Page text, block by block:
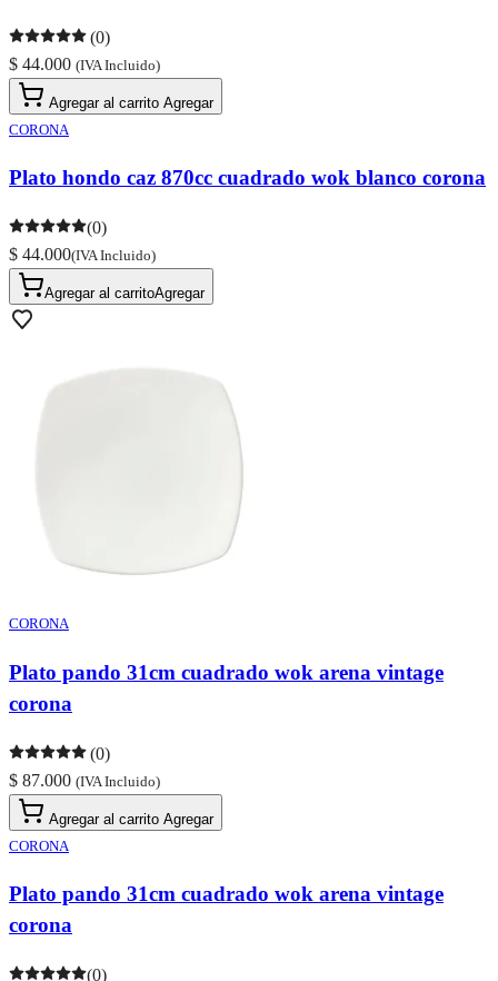
(0)
$ 44.000 (IVA Incluido)
Agregar al carrito Agregar
CORONA
Plato hondo caz 870cc cuadrado wok blanco corona
(0)
$ 44.000(IVA Incluido)
Agregar al carritoAgregar
CORONA
Plato pando 31cm cuadrado wok arena vintage
corona
(0)
$ 87.000 (IVA Incluido)
Agregar al carrito Agregar
CORONA
Plato pando 31cm cuadrado wok arena vintage
corona
(0)